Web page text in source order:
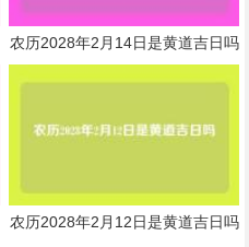
农历2028年2月14日是黄道吉日吗
农历2028年2月12日是黄道吉日吗